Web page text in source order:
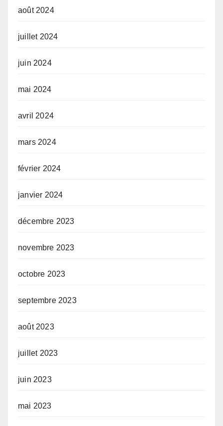
août 2024
juillet 2024
juin 2024
mai 2024
avril 2024
mars 2024
février 2024
janvier 2024
décembre 2023
novembre 2023
octobre 2023
septembre 2023
août 2023
juillet 2023
juin 2023
mai 2023